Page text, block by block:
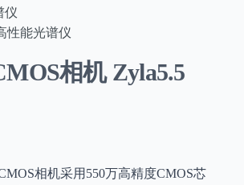
仪
性能光谱仪
相机 Zyla5.5
相机采用550万高精度CMOS芯